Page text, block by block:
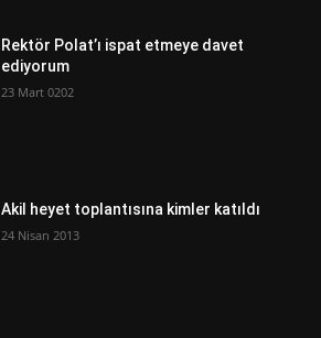
Rektör Polat’ı ispat etmeye davet
ediyorum
23 Mart 0202
Akil heyet toplantısına kimler katıldı
24 Nisan 2013